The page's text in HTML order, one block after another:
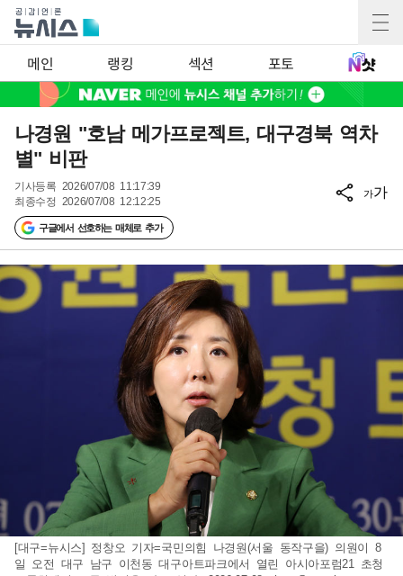
메인 랭킹 섹션 포토
나경원 "호남 메가프로젝트, 대구경북 역차
별" 비판
기사등록 2026/07/08 11:17:39
최종수정 2026/07/08 12:12:25
구글에서 선호하는 매체로 추가
가가
[대구=뉴시스] 정창오 기자=국민의힘 나경원(서울 동작구을) 의원이 8
일 오전 대구 남구 이천동 대구아트파크에서 열린 아시아포럼21 초청